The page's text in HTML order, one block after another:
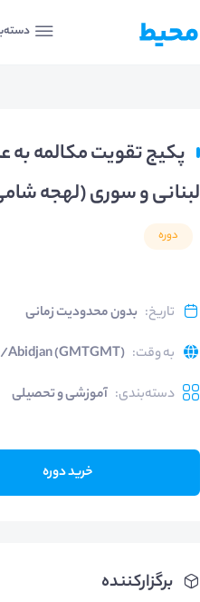
پکیج تقویت مکالمه به
لبنانی و سوری (لهجه
دوره
تاریخ: بدون محدودیت زمانی
به وقت:
(GMTGMT)
دسته‌بندی: آموزشی و تحصیلی
خرید دوره
برگزارکننده